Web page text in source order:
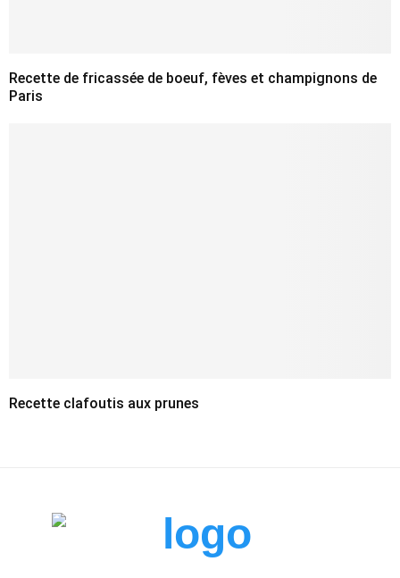
Recette de fricassée de boeuf, fèves et champignons de
Paris
Recette clafoutis aux prunes